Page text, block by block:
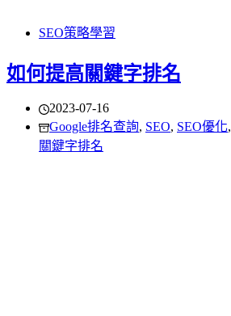
SEO策略學習
如何提高關鍵字排名
2023-07-16
Google排名查詢, SEO, SEO優化,
關鍵字排名